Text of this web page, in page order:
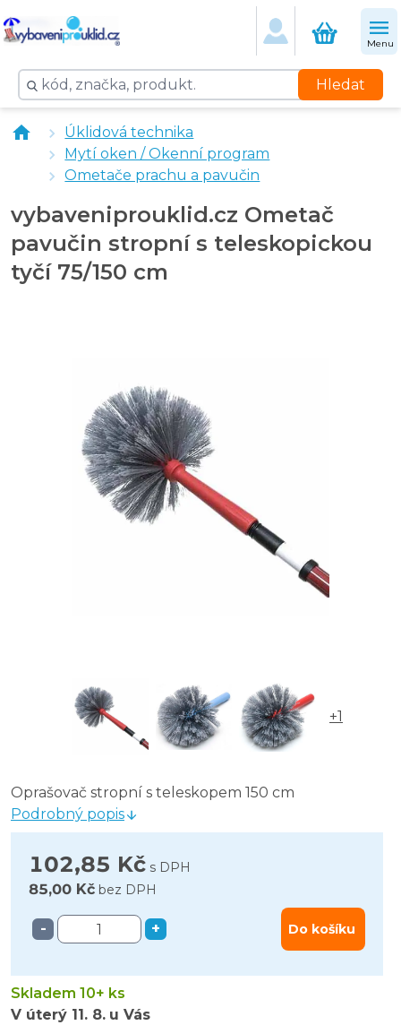
Menu
Hledat
Ometač prachu a pavučin z ovčí vlny teleskopický
Ometač prachu a pavučin
Ometač prachu a pavučin z ovčí vlny teleskopický
Ometač prachu a pavučin
Lewi Ometač prachu a pavučin přírodní
Úklidová technika
Mytí oken / Okenní program
Ometače prachu a pavučin
vybaveniprouklid.cz Ometač
pavučin stropní s teleskopickou
tyčí 75/150 cm
+1
Oprašovač stropní s teleskopem 150 cm
Podrobný popis
102,85 Kč s DPH
85,00 Kč bez DPH
- + Do košíku
Skladem 10+ ks
V úterý 11. 8. u Vás